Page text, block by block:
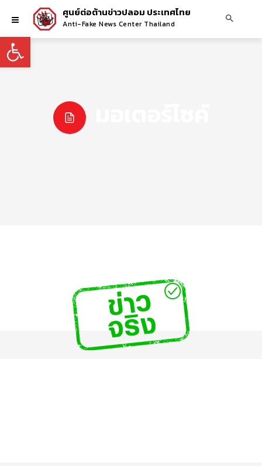
Open toolbar
ศูนย์ต่อต้านข่าวปลอม ประเทศไทย
Anti-Fake News Center Thailand